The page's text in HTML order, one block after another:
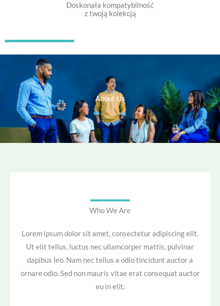
Doskonała kompatybilność
z twoją kolekcją
About Us
Who We Are
Lorem ipsum dolor sit amet, consectetur adipiscing elit.
Ut elit tellus, luctus nec ullamcorper mattis, pulvinar
dapibus leo. Nam nec tellus a odio tincidunt auctor a
ornare odio. Sed non mauris vitae erat consequat auctor
eu in elit.